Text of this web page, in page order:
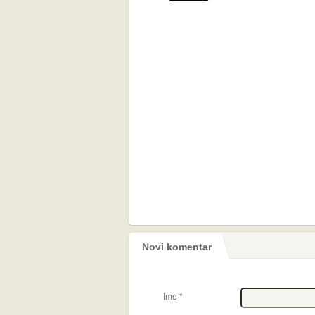
Novi komentar
Ime *